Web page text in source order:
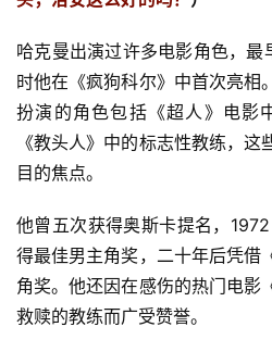
哈克曼出演过许多电影角色，最
时他在《疯狗科尔》中首次亮相
扮演的角色包括《超人》电影
《教头人》中的标志性教练，
目的焦点。
他曾五次获得奥斯卡提名，
得最佳男主角奖，二十年后凭借
角奖。他还因在感伤的热门电影
救赎的教练而广受赞誉。